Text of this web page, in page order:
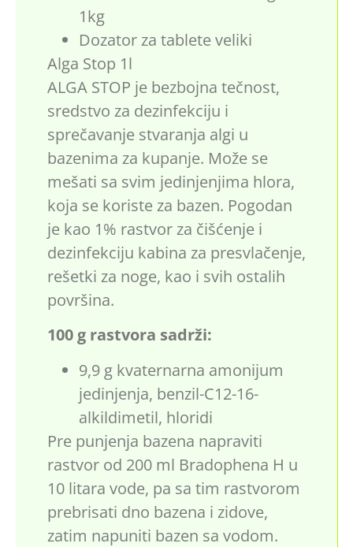
1kg
Dozator za tablete veliki
Alga Stop 1l
ALGA STOP je bezbojna tečnost,
sredstvo za dezinfekciju i
sprečavanje stvaranja algi u
bazenima za kupanje. Može se
mešati sa svim jedinjenjima hlora,
koja se koriste za bazen. Pogodan
je kao 1% rastvor za čišćenje i
dezinfekciju kabina za presvlačenje,
rešetki za noge, kao i svih ostalih
površina.
100 g rastvora sadrži:
9,9 g kvaternarna amonijum
jedinjenja, benzil-C12-16-
alkildimetil, hloridi
Pre punjenja bazena napraviti
rastvor od 200 ml Bradophena H u
10 litara vode, pa sa tim rastvorom
prebrisati dno bazena i zidove,
zatim napuniti bazen sa vodom.